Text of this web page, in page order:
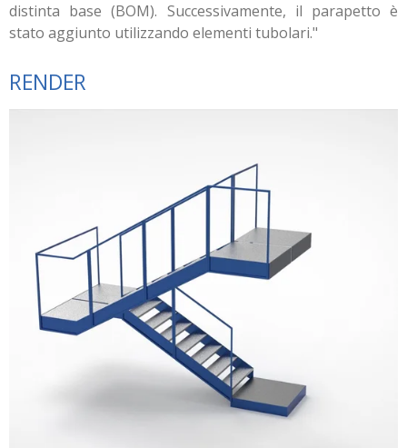
distinta base (BOM). Successivamente, il parapetto è
stato aggiunto utilizzando elementi tubolari."
RENDER